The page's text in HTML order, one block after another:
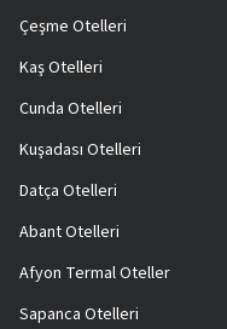
Çeşme Otelleri
Kaş Otelleri
Cunda Otelleri
Kuşadası Otelleri
Datça Otelleri
Abant Otelleri
Afyon Termal Oteller
Sapanca Otelleri